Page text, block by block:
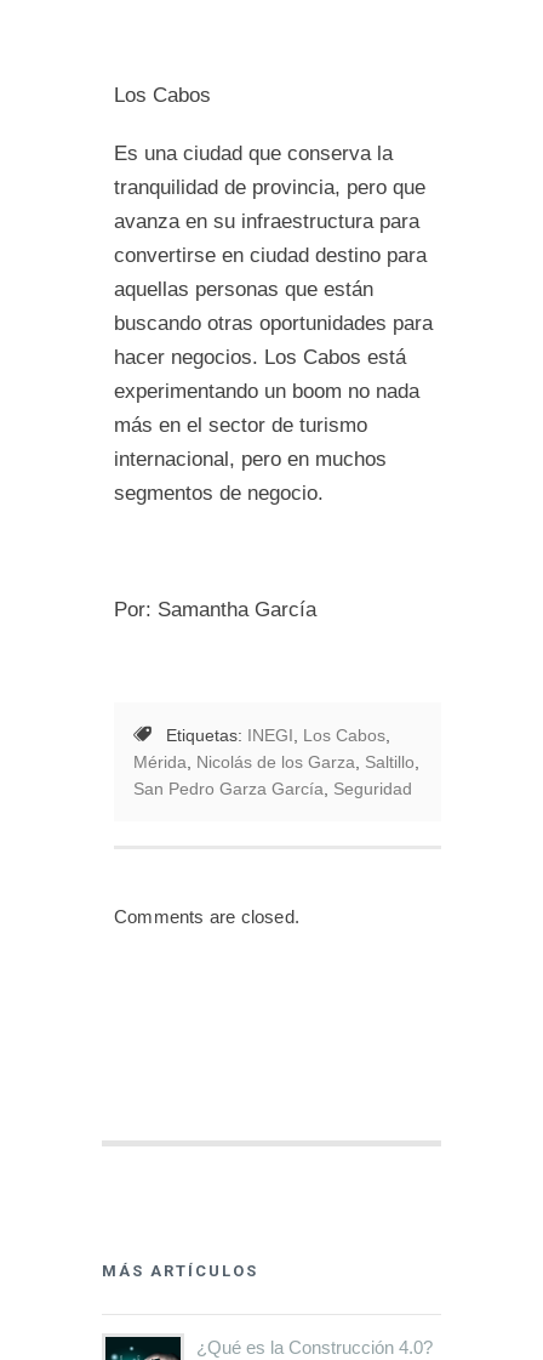
Los Cabos
Es una ciudad que conserva la
tranquilidad de provincia, pero que
avanza en su infraestructura para
convertirse en ciudad destino para
aquellas personas que están
buscando otras oportunidades para
hacer negocios. Los Cabos está
experimentando un boom no nada
más en el sector de turismo
internacional, pero en muchos
segmentos de negocio.
Por: Samantha García
Etiquetas: INEGI Los Cabos
Mérida
Nicolás de los Garza Saltillo
San Pedro Garza García
Seguridad
Comments are closed.
MÁS ARTÍCULOS
¿Qué es la Construcción 4.0?